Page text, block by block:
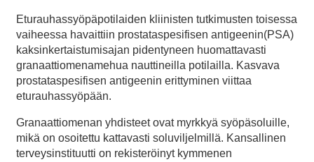
Eturauhassyöpäpotilaiden kliinisten tutkimusten toisessa
vaiheessa havaittiin prostataspesifisen antigeenin(PSA)
kaksinkertaistumisajan pidentyneen huomattavasti
granaattiomenamehua nauttineilla potilailla. Kasvava
prostataspesifisen antigeenin erittyminen viittaa
eturauhassyöpään.
Granaattiomenan yhdisteet ovat myrkkyä syöpäsoluille,
mikä on osoitettu kattavasti soluviljelmillä. Kansallinen
terveysinstituutti on rekisteröinyt kymmenen